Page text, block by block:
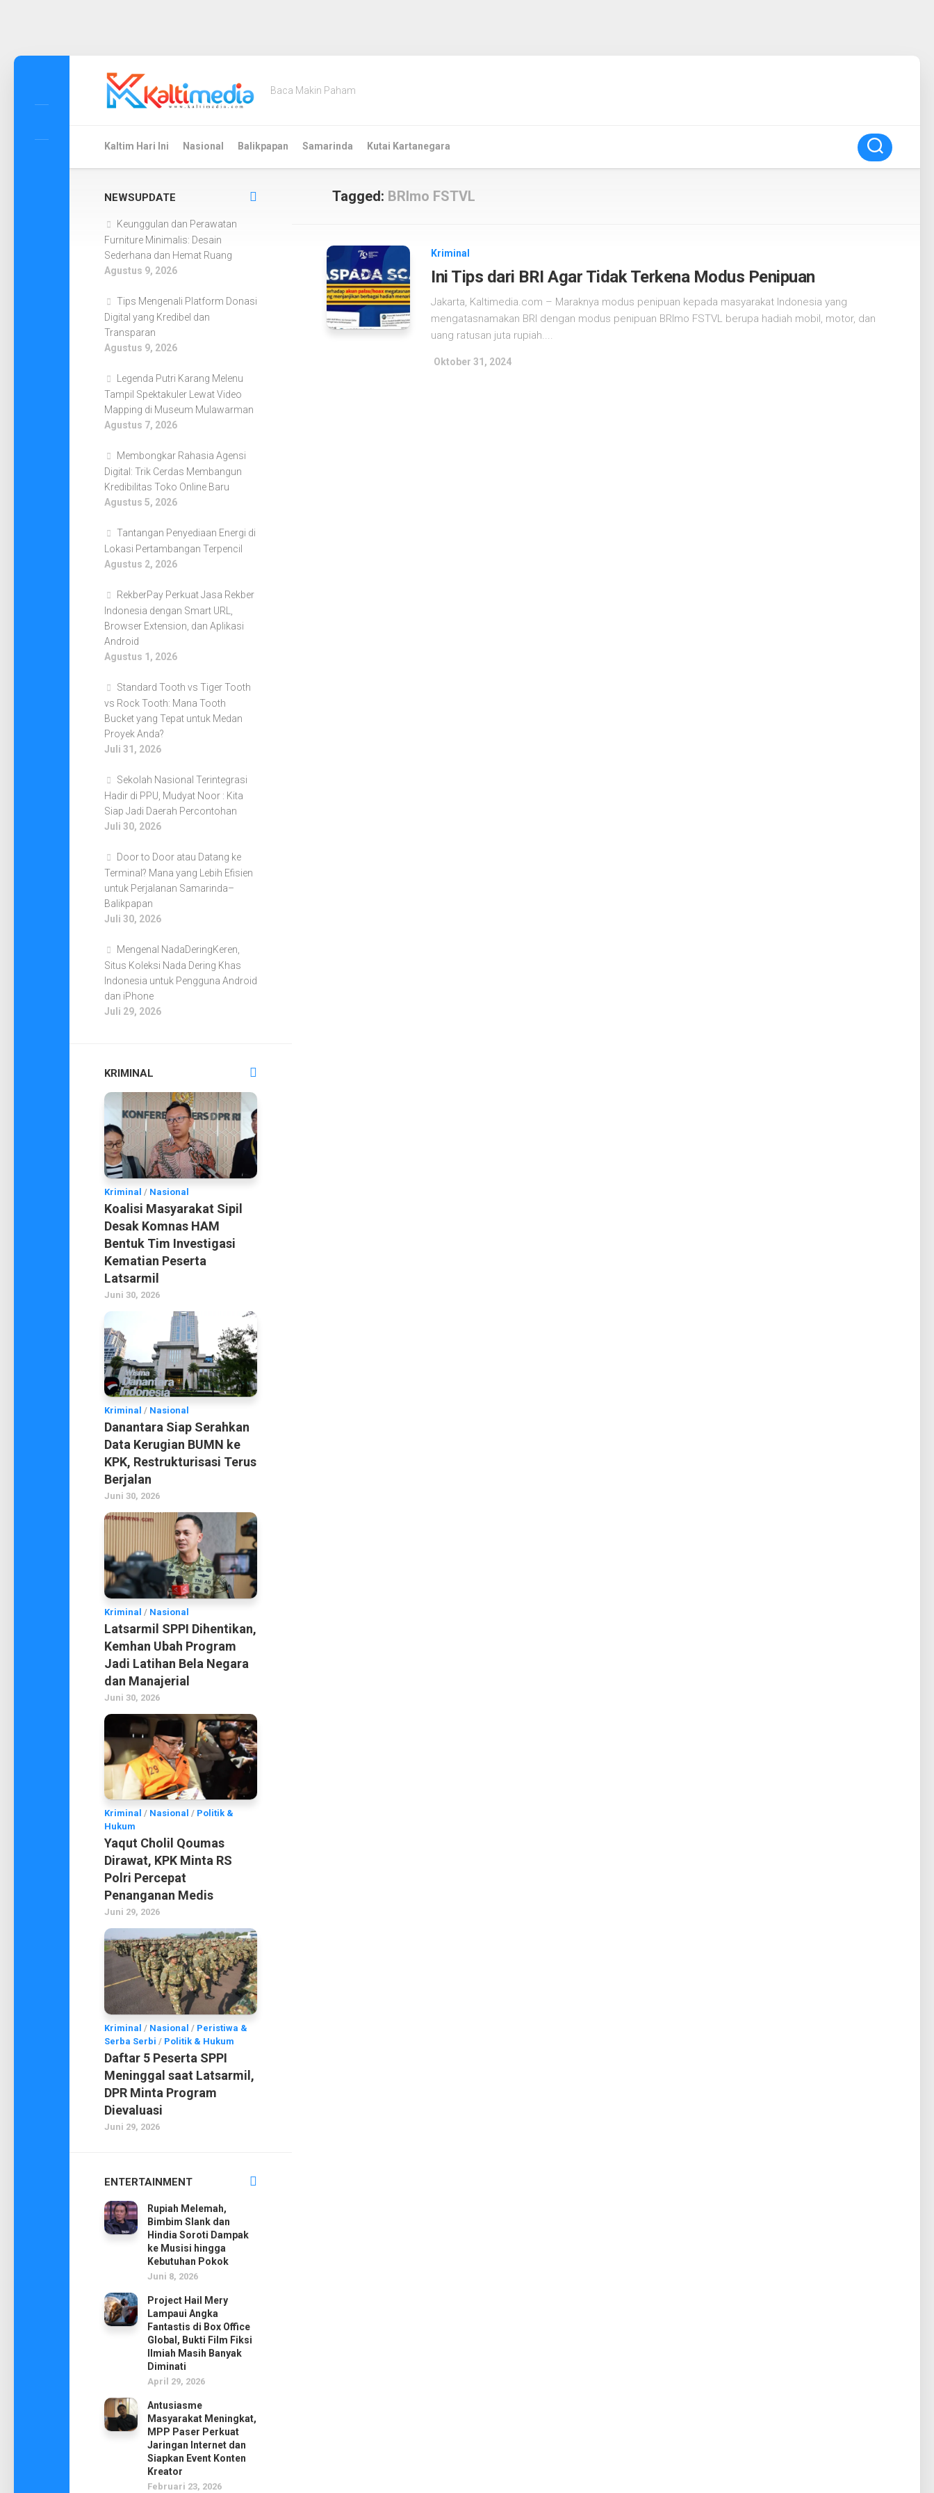
Skip
Baca Makin Paham
Kaltim Hari Ini Nasional Balikpapan Samarinda Kutai Kartanegara
Tagged: BRImo FSTVL
Kriminal
Ini Tips dari BRI Agar Tidak Terkena Modus Penipuan
Jakarta, Kaltimedia.com – Maraknya modus penipuan kepada masyarakat Indonesia yang
mengatasnamakan BRI dengan modus penipuan BRImo FSTVL berupa hadiah mobil, motor, dan
uang ratusan juta rupiah....
Oktober 31, 2024
NEWSUPDATE
Keunggulan dan Perawatan
Furniture Minimalis: Desain
Sederhana dan Hemat Ruang
Agustus 9, 2026
Tips Mengenali Platform Donasi
Digital yang Kredibel dan
Transparan
Agustus 9, 2026
Legenda Putri Karang Melenu
Tampil Spektakuler Lewat Video
Mapping di Museum Mulawarman
Agustus 7, 2026
Membongkar Rahasia Agensi
Digital: Trik Cerdas Membangun
Kredibilitas Toko Online Baru
Agustus 5, 2026
Tantangan Penyediaan Energi di
Lokasi Pertambangan Terpencil
Agustus 2, 2026
RekberPay Perkuat Jasa Rekber
Indonesia dengan Smart URL,
Browser Extension, dan Aplikasi
Android
Agustus 1, 2026
Standard Tooth vs Tiger Tooth
vs Rock Tooth: Mana Tooth
Bucket yang Tepat untuk Medan
Proyek Anda?
Juli 31, 2026
Sekolah Nasional Terintegrasi
Hadir di PPU, Mudyat Noor : Kita
Siap Jadi Daerah Percontohan
Juli 30, 2026
Door to Door atau Datang ke
Terminal? Mana yang Lebih Efisien
untuk Perjalanan Samarinda–
Balikpapan
Juli 30, 2026
Mengenal NadaDeringKeren,
Situs Koleksi Nada Dering Khas
Indonesia untuk Pengguna Android
dan iPhone
Juli 29, 2026
KRIMINAL
Kriminal / Nasional
Koalisi Masyarakat Sipil
Desak Komnas HAM
Bentuk Tim Investigasi
Kematian Peserta
Latsarmil
Juni 30, 2026
Kriminal / Nasional
Danantara Siap Serahkan
Data Kerugian BUMN ke
KPK, Restrukturisasi Terus
Berjalan
Juni 30, 2026
Kriminal / Nasional
Latsarmil SPPI Dihentikan,
Kemhan Ubah Program
Jadi Latihan Bela Negara
dan Manajerial
Juni 30, 2026
Kriminal / Nasional / Politik &
Hukum
Yaqut Cholil Qoumas
Dirawat, KPK Minta RS
Polri Percepat
Penanganan Medis
Juni 29, 2026
Kriminal / Nasional / Peristiwa &
Serba Serbi / Politik & Hukum
Daftar 5 Peserta SPPI
Meninggal saat Latsarmil,
DPR Minta Program
Dievaluasi
Juni 29, 2026
ENTERTAINMENT
Rupiah Melemah,
Bimbim Slank dan
Hindia Soroti Dampak
ke Musisi hingga
Kebutuhan Pokok
Juni 8, 2026
Project Hail Mery
Lampaui Angka
Fantastis di Box Office
Global, Bukti Film Fiksi
Ilmiah Masih Banyak
Diminati
April 29, 2026
Antusiasme
Masyarakat Meningkat,
MPP Paser Perkuat
Jaringan Internet dan
Siapkan Event Konten
Kreator
Februari 23, 2026